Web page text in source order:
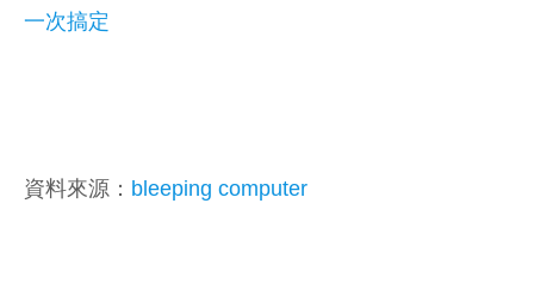
一次搞定
資料來源： bleeping computer